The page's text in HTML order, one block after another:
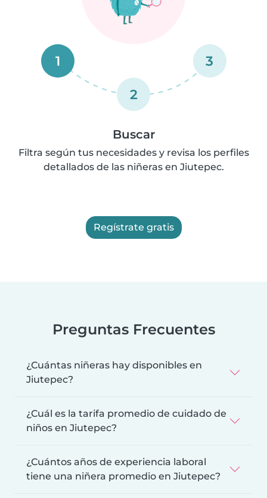
1
2
3
Buscar
Filtra según tus necesidades y revisa los perfiles
detallados de las niñeras en Jiutepec.
Regístrate gratis
Preguntas Frecuentes
¿Cuántas niñeras hay disponibles en
Jiutepec?
¿Cuál es la tarifa promedio de cuidado de
niños en Jiutepec?
¿Cuántos años de experiencia laboral
tiene una niñera promedio en Jiutepec?